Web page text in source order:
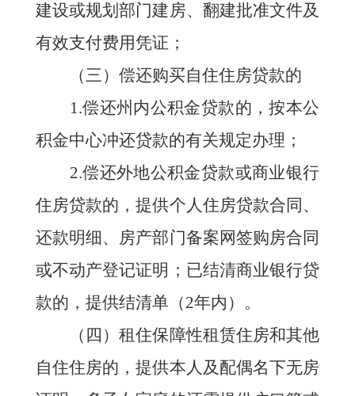
建设或规划部门建房、翻建批准文件及
有效支付费用凭证；
（三）偿还购买自住住房贷款的
1.偿还州内公积金贷款的，按本公
积金中心冲还贷款的有关规定办理；
2.偿还外地公积金贷款或商业银行
住房贷款的，提供个人住房贷款合同、
还款明细、房产部门备案网签购房合同
或不动产登记证明；已结清商业银行贷
款的，提供结清单（2年内）。
（四）租住保障性租赁住房和其他
自住住房的，提供本人及配偶名下无房